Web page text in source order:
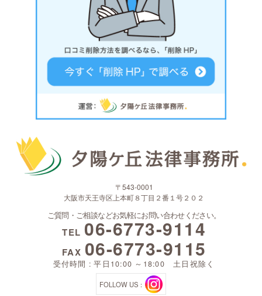
〒543-0001
大阪市天王寺区上本町８丁目２番１号２０２
ご質問・ご相談などお気軽にお問い合わせください。
TEL 06-6773-9114
FAX 06-6773-9115
受付時間 : 平日10:00 ～18:00 土日祝除く
FOLLOW US：